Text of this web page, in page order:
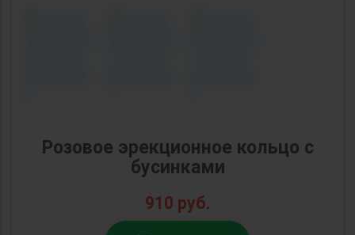
Розовое эрекционное кольцо c
бусинками
910 руб.